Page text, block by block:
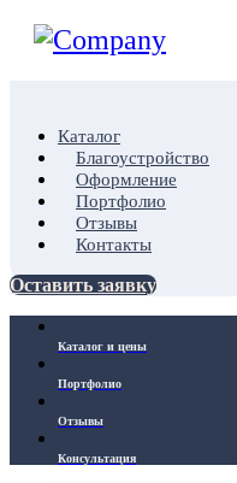
Каталог
Благоустройство
Оформление
Портфолио
Отзывы
Контакты
Оставить заявку
Каталог и цены
Портфолио
Отзывы
Консультация